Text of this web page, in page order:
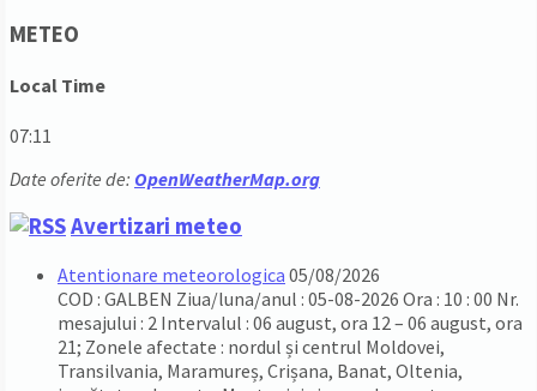
METEO
Local Time
07:11
Date oferite de: OpenWeatherMap.org
Avertizari meteo
Atentionare meteorologica 05/08/2026
COD : GALBEN Ziua/luna/anul : 05-08-2026 Ora : 10 : 00 Nr.
mesajului : 2 Intervalul : 06 august, ora 12 – 06 august, ora
21; Zonele afectate : nordul și centrul Moldovei,
Transilvania, Maramureș, Crișana, Banat, Oltenia,